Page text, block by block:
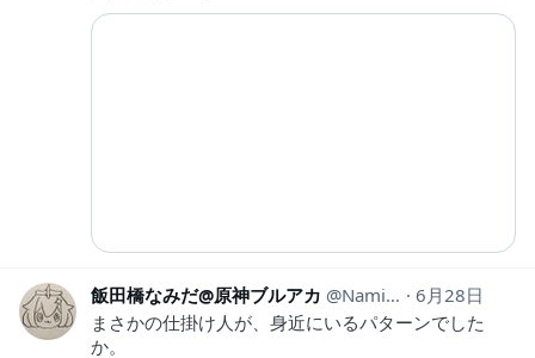
飯田橋なみだ@原神ブルアカ NamidaIidabashi
6月28日
まさかの仕掛け人が、身近にいるパターンでした
か。